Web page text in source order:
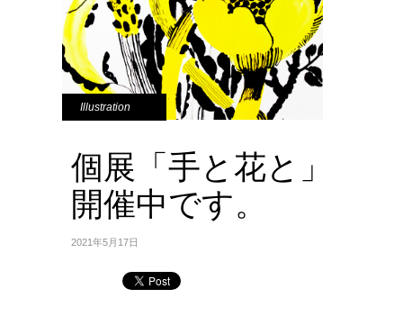
Illustration
個展「手と花と」
開催中です。
2021年5月17日